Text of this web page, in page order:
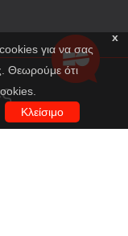
x
για να σας
Θεωρούμε ότι
Κλείσιμο